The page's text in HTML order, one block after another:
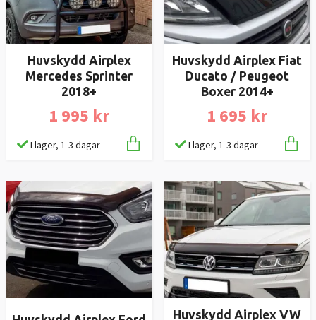
Huvskydd Airplex
Mercedes Sprinter
2018+
1 995 kr
I lager, 1-3 dagar
Huvskydd Airplex Fiat
Ducato / Peugeot
Boxer 2014+
1 695 kr
I lager, 1-3 dagar
Huvskydd Airplex VW